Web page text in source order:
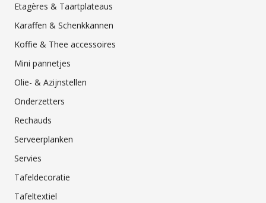
Etagères & Taartplateaus
Karaffen & Schenkkannen
Koffie & Thee accessoires
Mini pannetjes
Olie- & Azijnstellen
Onderzetters
Rechauds
Serveerplanken
Servies
Tafeldecoratie
Tafeltextiel